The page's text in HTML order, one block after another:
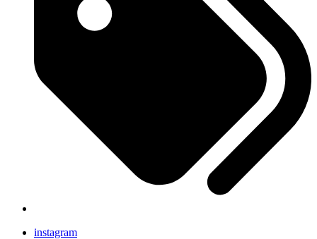
instagram